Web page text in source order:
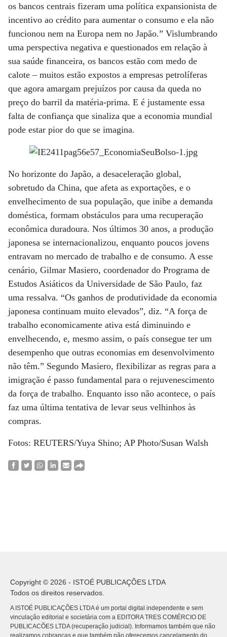
os bancos centrais fizeram uma política expansionista de
incentivo ao crédito para aumentar o consumo e ela não
funcionou nem na Europa nem no Japão.” Vislumbrando
uma perspectiva negativa e questionados em relação à
sua saúde financeira, os bancos estão com medo de
calote – muitos estão expostos a empresas petrolíferas
que agora amargam prejuízos por causa da queda no
preço do barril da matéria-prima. E é justamente essa
falta de confiança que sinaliza que a economia mundial
pode estar pior do que se imagina.
No horizonte do Japão, a desaceleração global,
sobretudo da China, que afeta as exportações, e o
envelhecimento de sua população, que inibe a demanda
doméstica, formam obstáculos para uma recuperação
econômica duradoura. Nos últimos 30 anos, a produção
japonesa se internacionalizou, enquanto poucos jovens
entravam no mercado de trabalho e de consumo. A esse
cenário, Gilmar Masiero, coordenador do Programa de
Estudos Asiáticos da Universidade de São Paulo, faz
uma ressalva. “Os ganhos de produtividade da economia
japonesa continuam muito elevados”, diz. “A força de
trabalho economicamente ativa está diminuindo e
envelhecendo, e, mesmo assim, o país consegue ter um
desempenho que outras economias em desenvolvimento
não têm.” Segundo Masiero, flexibilizar as regras para a
imigração é passo fundamental para o rejuvenescimento
da força de trabalho. Enquanto isso não acontece, o país
faz uma última tentativa de levar seus velhinhos às
compras.
Fotos: REUTERS/Yuya Shino; AP Photo/Susan Walsh
Copyright © 2026 - ISTOÉ PUBLICAÇÕES LTDA
Todos os direitos reservados.
A ISTOÉ PUBLICAÇÕES LTDA é um portal digital independente e sem
vinculação editorial e societária com a EDITORA TRES COMÉRCIO DE
PUBLICACÕES LTDA (recuperação judicial). Informamos também que não
realizamos cobranças e que também não oferecemos cancelamento do